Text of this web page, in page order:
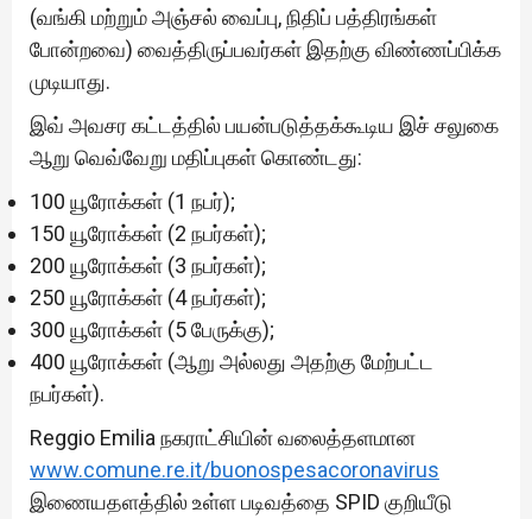
(வங்கி மற்றும் அஞ்சல் வைப்பு, நிதிப் பத்திரங்கள்
போன்றவை) வைத்திருப்பவர்கள் இதற்கு விண்ணப்பிக்க
முடியாது.
இவ் அவசர கட்டத்தில் பயன்படுத்தக்கூடிய இச் சலுகை
ஆறு வெவ்வேறு மதிப்புகள் கொண்டது:
100 யூரோக்கள் (1 நபர்);
150 யூரோக்கள் (2 நபர்கள்);
200 யூரோக்கள் (3 நபர்கள்);
250 யூரோக்கள் (4 நபர்கள்);
300 யூரோக்கள் (5 பேருக்கு);
400 யூரோக்கள் (ஆறு அல்லது அதற்கு மேற்பட்ட
நபர்கள்).
Reggio Emilia நகராட்சியின் வலைத்தளமான
www.comune.re.it/buonospesacoronavirus
இணையதளத்தில் உள்ள படிவத்தை SPID குறியீடு